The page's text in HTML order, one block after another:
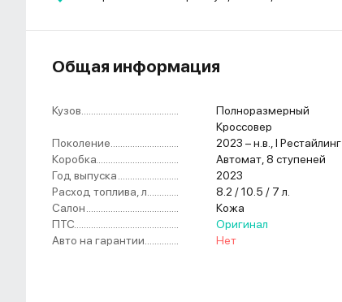
Общая информация
Кузов
....................................................
Полноразмерный
Кроссовер
Поколение
.................................................... 2023 – н.в., I Рестайлинг
Коробка
.................................................... Автомат, 8 ступеней
Год выпуска
.................................................... 2023
Расход топлива, л
.................................................... 8.2 / 10.5 / 7 л.
Салон
.................................................... Кожа
ПТС
.................................................... Оригинал
Авто на гарантии
.................................................... Нет